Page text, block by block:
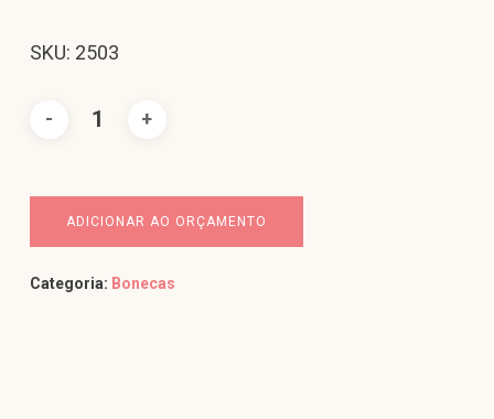
SKU: 2503
ADICIONAR AO ORÇAMENTO
Categoria: Bonecas